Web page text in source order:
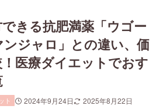
きる抗肥満薬「ウゴー
ンジャロ」との違い、価
医療ダイエットでおす
ト 2024年9月24日 2025年8月22日